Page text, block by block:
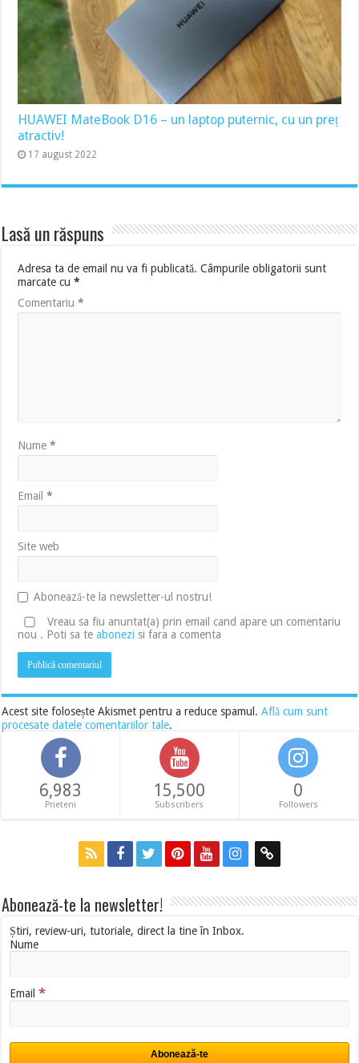
HUAWEI MateBook D16 – un laptop puternic, cu un preț
atractiv!
17 august 2022
Lasă un răspuns
Adresa ta de email nu va fi publicată. Câmpurile obligatorii sunt
marcate cu*
Comentariu*
Nume*
Email*
Site web
Abonează-te la newsletter-ul nostru!
Vreau sa fiu anuntat(a) prin email cand apare un comentariu
nou . Poti sa teabonezi si fara a comenta
Acest site folosește Akismet pentru a reduce spamul.Află cum sunt
procesate datele comentariilor tale.
6,983
Prieteni
15,500
Subscribers
0
Followers
Abonează-te la newsletter!
Știri, review-uri, tutoriale, direct la tine în Inbox.
Nume
Email*